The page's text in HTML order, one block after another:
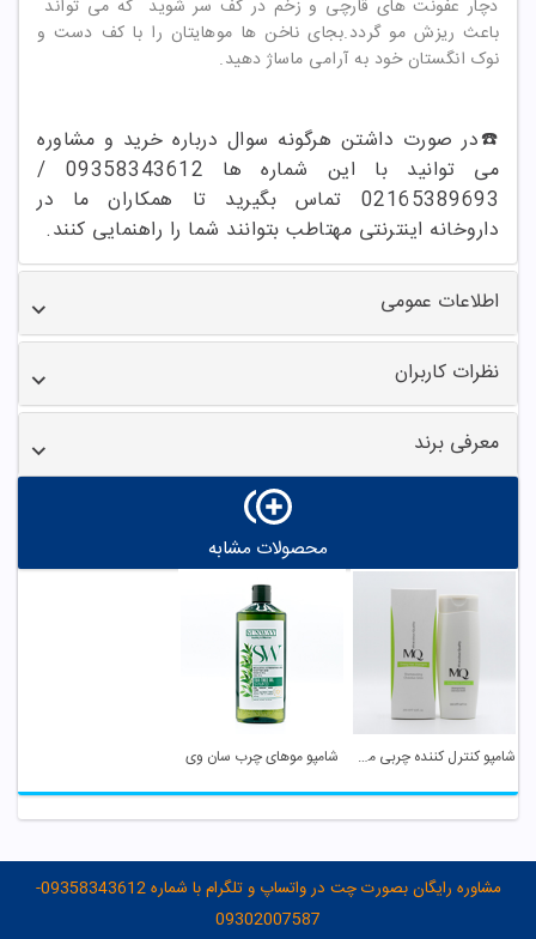
دچار عفونت های قارچی و زخم در کف سر شوید که می تواند
باعث ریزش مو گردد.بجای ناخن ها موهایتان را با کف دست و
نوک انگستان خود به آرامی ماساژ دهید.
☎️در صورت داشتن هرگونه سوال درباره خرید و مشاوره
می توانید با این شماره ها 09358343612 /
02165389693 تماس بگیرید تا همکاران ما در
داروخانه اینترنتی مهتاطب بتوانند شما را راهنمایی کنند.
اطلاعات عمومی
نظرات کاربران
معرفی برند
محصولات مشابه
شامپو کنترل کننده چربی مو ام کیو شامپو موهای چرب سان وی
مشاوره رایگان بصورت چت در واتساپ و تلگرام با شماره 09358343612-
09302007587